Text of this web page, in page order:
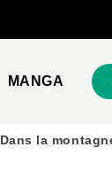
MANGA
Dans la